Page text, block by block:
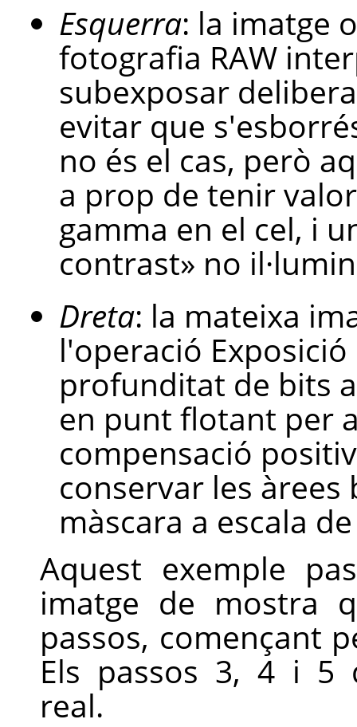
Esquerra: la imatge
fotografia RAW
subexposar
evitar que
no és el cas, però
a prop de tenir
gamma en el cel, i
contrast» no
Dreta: la mateixa
l'operació
profunditat de bits
en punt flotant per
compensació
conservar les
màscara a escala
Aquest exemple
imatge de mostra
passos, començant
Els passos 3, 4 i 5
real.